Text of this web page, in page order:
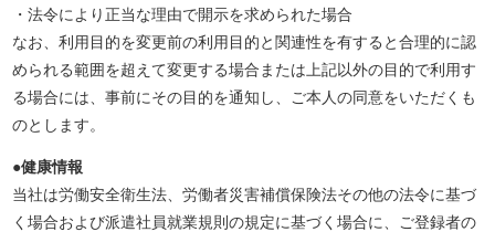
・法令により正当な理由で開示を求められた場合
なお、利用目的を変更前の利用目的と関連性を有すると合理的に認
められる範囲を超えて変更する場合または上記以外の目的で利用す
る場合には、事前にその目的を通知し、ご本人の同意をいただくも
のとします。
●健康情報
当社は労働安全衛生法、労働者災害補償保険法その他の法令に基づ
く場合および派遣社員就業規則の規定に基づく場合に、ご登録者の